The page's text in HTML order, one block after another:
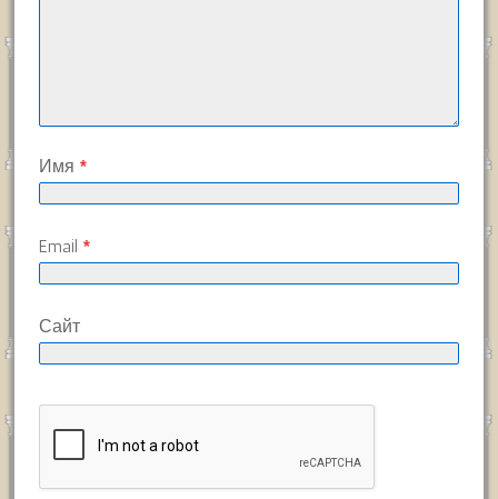
Имя *
Email *
Сайт